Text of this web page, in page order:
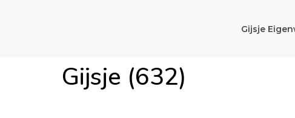
Gijsje
Gijsje (632)